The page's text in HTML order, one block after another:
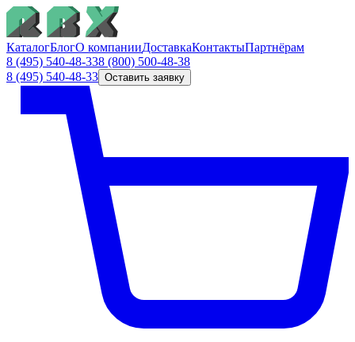
КаталогБлогО компанииДоставкаКонтактыПартнёрам
8 (495) 540-48-338 (800) 500-48-38
8 (495) 540-48-33 Оставить заявку